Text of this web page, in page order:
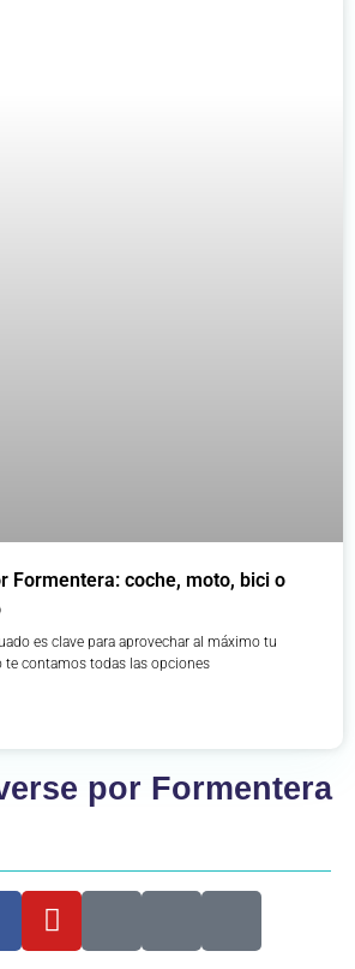
Formentera: coche, moto, bici o
es clave para aprovechar al máximo tu
te contamos todas las opciones
por Formentera